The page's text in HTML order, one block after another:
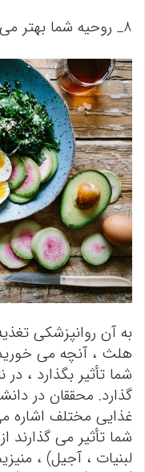
8_ روحیه شما بهتر می شود:
به آن روانپزشکی
هلث ، آنچه می
شما تأثیر بگذارد ،
گذارد. محققان در
غذایی مختلف اشاره
شما تأثیر می گذارند
لبنیات ، آجیل) ،